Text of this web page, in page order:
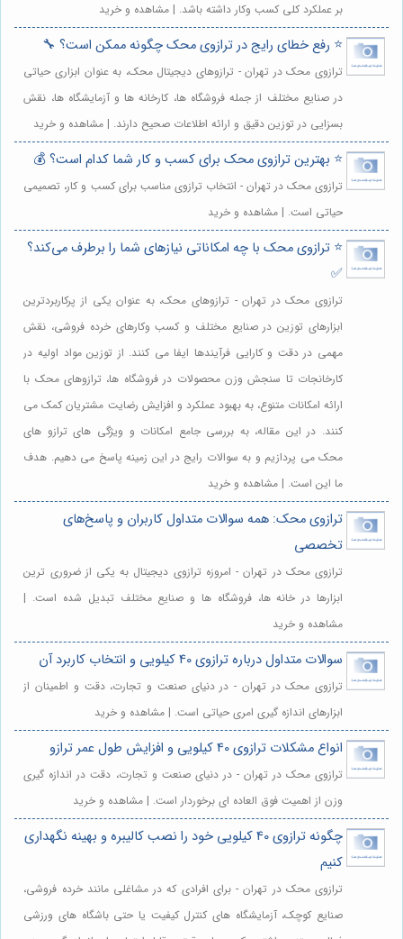
بر عملکرد کلی کسب وکار داشته باشد. | مشاهده و خرید
⭐️ رفع خطای رایج در ترازوی محک چگونه ممکن است؟ 🔧
ترازوی محک در تهران - ترازوهای دیجیتال محک، به عنوان ابزاری حیاتی
در صنایع مختلف از جمله فروشگاه ها، کارخانه ها و آزمایشگاه ها، نقش
بسزایی در توزین دقیق و ارائه اطلاعات صحیح دارند. | مشاهده و خرید
⭐️ بهترین ترازوی محک برای کسب و کار شما کدام است؟ 💰
ترازوی محک در تهران - انتخاب ترازوی مناسب برای کسب و کار، تصمیمی
حیاتی است. | مشاهده و خرید
⭐️ ترازوی محک با چه امکاناتی نیازهای شما را برطرف می‌کند؟
✅
ترازوی محک در تهران - ترازوهای محک، به عنوان یکی از پرکاربردترین
ابزارهای توزین در صنایع مختلف و کسب وکارهای خرده فروشی، نقش
مهمی در دقت و کارایی فرآیندها ایفا می کنند. از توزین مواد اولیه در
کارخانجات تا سنجش وزن محصولات در فروشگاه ها، ترازوهای محک با
ارائه امکانات متنوع، به بهبود عملکرد و افزایش رضایت مشتریان کمک می
کنند. در این مقاله، به بررسی جامع امکانات و ویژگی های ترازو های
محک می پردازیم و به سوالات رایج در این زمینه پاسخ می دهیم. هدف
ما این است. | مشاهده و خرید
ترازوی محک: همه سوالات متداول کاربران و پاسخ‌های
تخصصی
ترازوی محک در تهران - امروزه ترازوی دیجیتال به یکی از ضروری ترین
ابزارها در خانه ها، فروشگاه ها و صنایع مختلف تبدیل شده است. |
مشاهده و خرید
سوالات متداول درباره ترازوی 40 کیلویی و انتخاب کاربرد آن
ترازوی محک در تهران - در دنیای صنعت و تجارت، دقت و اطمینان از
ابزارهای اندازه گیری امری حیاتی است. | مشاهده و خرید
انواع مشکلات ترازوی 40 کیلویی و افزایش طول عمر ترازو
ترازوی محک در تهران - در دنیای صنعت و تجارت، دقت در اندازه گیری
وزن از اهمیت فوق العاده ای برخوردار است. | مشاهده و خرید
چگونه ترازوی 40 کیلویی خود را نصب کالیبره و بهینه نگهداری
کنیم
ترازوی محک در تهران - برای افرادی که در مشاغلی مانند خرده فروشی،
صنایع کوچک، آزمایشگاه های کنترل کیفیت یا حتی باشگاه های ورزشی